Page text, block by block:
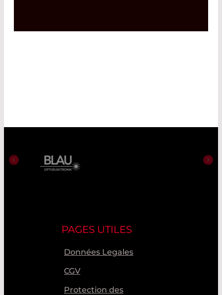
PAGES UTILES
Données Legales
CGV
Protection des